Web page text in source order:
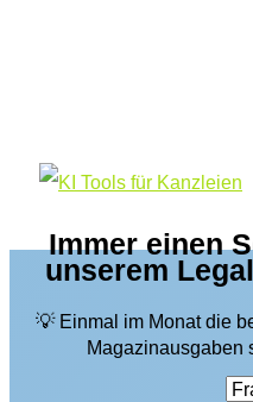
Immer einen
unserem
💡 Einmal im Monat die
Magazinausgaben